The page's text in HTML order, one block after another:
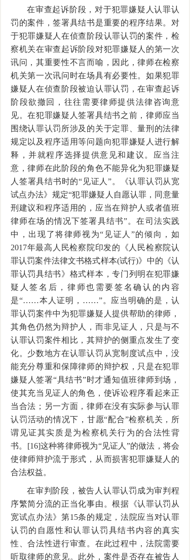
在审查起诉阶段，对于犯罪嫌疑人认罪认
罚的案件，签署具结书是重要的程序结果。对
于犯罪嫌疑人在侦查阶段认罪认罚的案件，检
察机关在审查起诉阶段对犯罪嫌疑人的第一次
讯问，其重要性不言而喻，因此，律师在检察
机关第一次讯问时在场具有必要性。如果犯罪
嫌疑人在侦查阶段被迫认罪认罚，在审查起诉
阶段欲撤回，往往需要律师提供法律咨询意
见。在犯罪嫌疑人签署具结书之前，律师应当
围绕认罪认罚所涉及的关于定罪、量刑的法律
规定以及程序适用等问题向犯罪嫌疑人进行解
释，并就程序选择提供意见和建议。应当注
意，律师在此阶段的角色不能异化为犯罪嫌疑
人签署具结书时的“见证人”。《认罪认罚从宽
试点办法》规定“犯罪嫌疑人自愿认罪，同意量
刑建议和程序适用的，应当在辩护人或者值班
律师在场的情况下签署具结书”。在司法实践
中，出现了将律师视为“见证人”的倾向，如
2017年最高人民检察院印发的《人民检察院认
罪认罚案件法律文书格式样本(试行)》中的《认
罪认罚具结书》格式样本，专门列明在犯罪嫌
疑人签名后，律师也需要签名确认的内容
是“……本人证明，……”。应当明确的是，认
罪认罚案件中为犯罪嫌疑人提供帮助的律师，
其角色仍然为辩护人，而非见证人，只是与不
认罪认罚案件相比，其辩护的侧重点发生了变
化。少数地方在认罪认罚从宽制度试点中，没
能充分尊重和保障律师的辩护权，只是在犯罪
嫌疑人签署“具结书”时才通知值班律师到场，
使其充当见证人的角色，使诉讼程序看起来正
当合法；另一方面，律师在没有实际参与认罪
认罚活动的情况下，甘愿“配合”检察机关，所
谓见证其实质是为检察机关行为的合法性背
书。[16]这种将律师视为“见证人”的做法，将会
使律师辩护流于形式，从而损害犯罪嫌疑人的
合法权益。
在审判阶段，被告人认罪认罚成为审判程
序繁简分流的正当化事由。根据《认罪认罚从
宽试点办法》第15条的规定，法院应当对认罪
认罚的自愿性和认罪认罚具结书内容的真实
性、合法性进行审查。在此过程中，法院需要
听取律师的意见。此外，案件是否存在被告人